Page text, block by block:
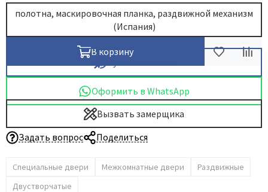
полотна, маскировочная планка, раздвижной механизм
(Испания)
В корзину
Оформить в WhatsApp
Вызвать замерщика
Задать вопрос
Поделиться
Специальные двери Межкомнатные двери
Раздвижные
Двустворчатые